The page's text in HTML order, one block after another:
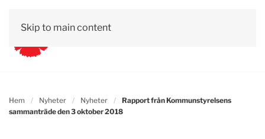
Skip to main content
Hem Nyheter Nyheter
Rapport från Kommunstyrelsens
sammanträde den 3 oktober 2018